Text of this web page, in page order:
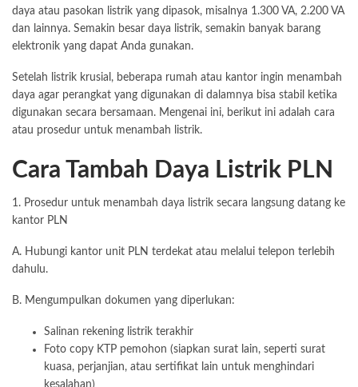
daya atau pasokan listrik yang dipasok, misalnya 1.300 VA, 2.200 VA
dan lainnya. Semakin besar daya listrik, semakin banyak barang
elektronik yang dapat Anda gunakan.
Setelah listrik krusial, beberapa rumah atau kantor ingin menambah
daya agar perangkat yang digunakan di dalamnya bisa stabil ketika
digunakan secara bersamaan. Mengenai ini, berikut ini adalah cara
atau prosedur untuk menambah listrik.
Cara Tambah Daya Listrik PLN
1. Prosedur untuk menambah daya listrik secara langsung datang ke
kantor PLN
A. Hubungi kantor unit PLN terdekat atau melalui telepon terlebih
dahulu.
B. Mengumpulkan dokumen yang diperlukan:
Salinan rekening listrik terakhir
Foto copy KTP pemohon (siapkan surat lain, seperti surat
kuasa, perjanjian, atau sertifikat lain untuk menghindari
kesalahan)